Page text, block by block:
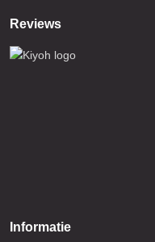
Reviews
Informatie